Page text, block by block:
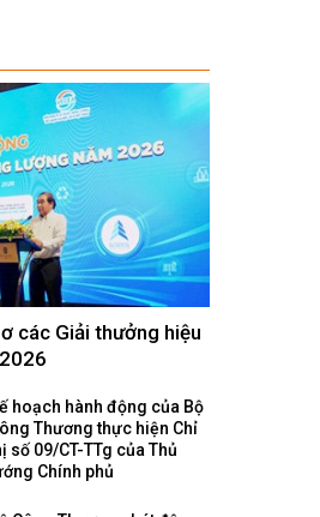
các Giải thưởng hiệu
hoạch hành động của Bộ
Thương thực hiện Chỉ
số 09/CT-TTg của Thủ
Chính phủ